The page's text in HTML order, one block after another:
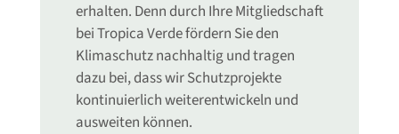
erhalten. Denn durch Ihre Mitgliedschaft
bei Tropica Verde fördern Sie den
Klimaschutz nachhaltig und tragen
dazu bei, dass wir Schutzprojekte
kontinuierlich weiterentwickeln und
ausweiten können.